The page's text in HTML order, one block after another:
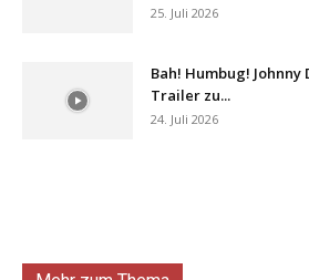
25. Juli 2026
Bah! Humbug! Johnny
Trailer zu...
24. Juli 2026